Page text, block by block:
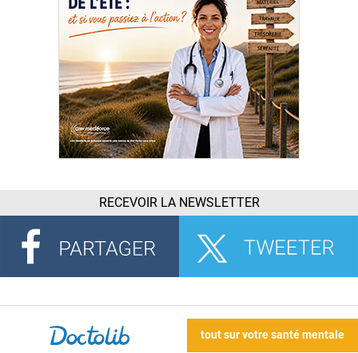
RECEVOIR LA NEWSLETTER
tout sur votre santé mentale